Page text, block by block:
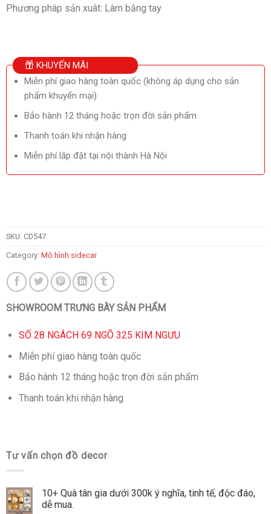
Phương pháp sản xuât: Làm bằng tay
KHUYẾN MÃI
Miễn phí giao hàng toàn quốc (không áp dụng cho sản
phẩm khuyến mại)
Bảo hành 12 tháng hoặc trọn đời sản phẩm
Thanh toán khi nhận hàng
Miễn phí lắp đặt tại nội thành Hà Nội
SKU: CD547
Category: Mô hình sidecar
SHOWROOM TRƯNG BÀY SẢN PHẨM
SỐ 28 NGÁCH 69 NGÕ 325 KIM NGƯU
Miễn phí giao hàng toàn quốc
Bảo hành 12 tháng hoặc trọn đời sản phẩm
Thanh toán khi nhận hàng
Tư vấn chọn đồ decor
10+ Quà tân gia dưới 300k ý nghĩa, tinh tế, độc đáo,
dễ mua.